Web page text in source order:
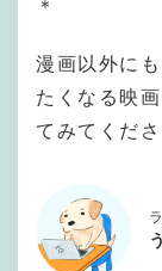
＊
漫画以外にも
たくなる映
てみてくださ